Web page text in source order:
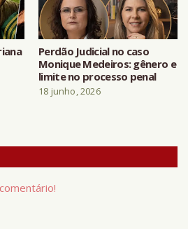
Perdão Judicial no caso
Monique Medeiros: gênero e
limite no processo penal
18 junho, 2026